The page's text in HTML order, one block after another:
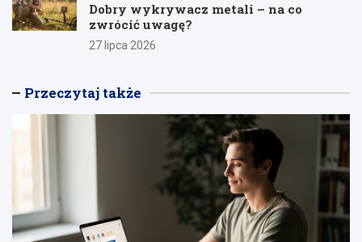
Dobry wykrywacz metali – na co
zwrócić uwagę?
27 lipca 2026
Przeczytaj także